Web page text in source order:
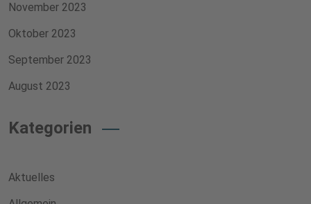
November 2023
Oktober 2023
September 2023
August 2023
Kategorien
Aktuelles